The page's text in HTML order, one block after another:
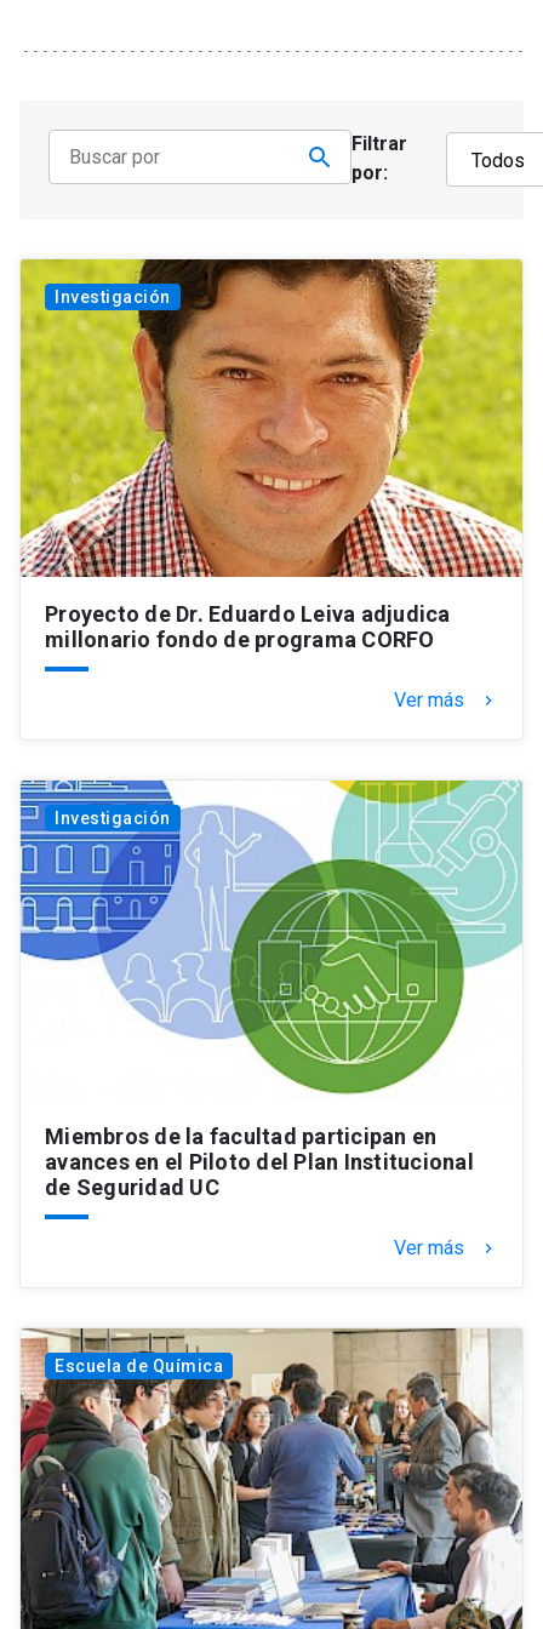
Filtrar
por:
Investigación
Proyecto de Dr. Eduardo Leiva adjudica
millonario fondo de programa CORFO
Ver más keyboard_arrow_right
Investigación
Miembros de la facultad participan en
avances en el Piloto del Plan Institucional
de Seguridad UC
Ver más keyboard_arrow_right
Escuela de Química